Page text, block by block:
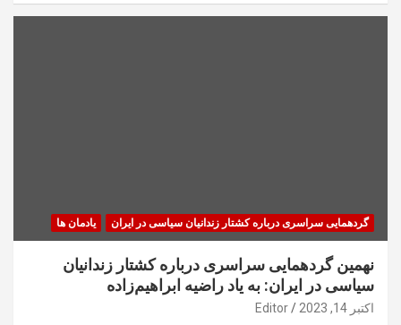
گردهمایی سراسری درباره کشتار زندانیان سیاسی در ایران یادمان ها
نهمین گردهمایی سراسری درباره کشتار زندانیان
سیاسی در ایران: به یاد راضیه ابراهیم‌زاده
اکتبر 14, 2023 Editor